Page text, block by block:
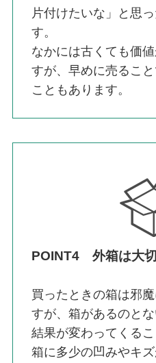
片付けたいな」と思
す。
なかには古くても価
すが、早めに売るこ
こともあります。
POINT4 外箱は大
買ったときの箱は邪
すが、箱があるのと
結果が変わってくるこ
箱に多少の凹みやキ